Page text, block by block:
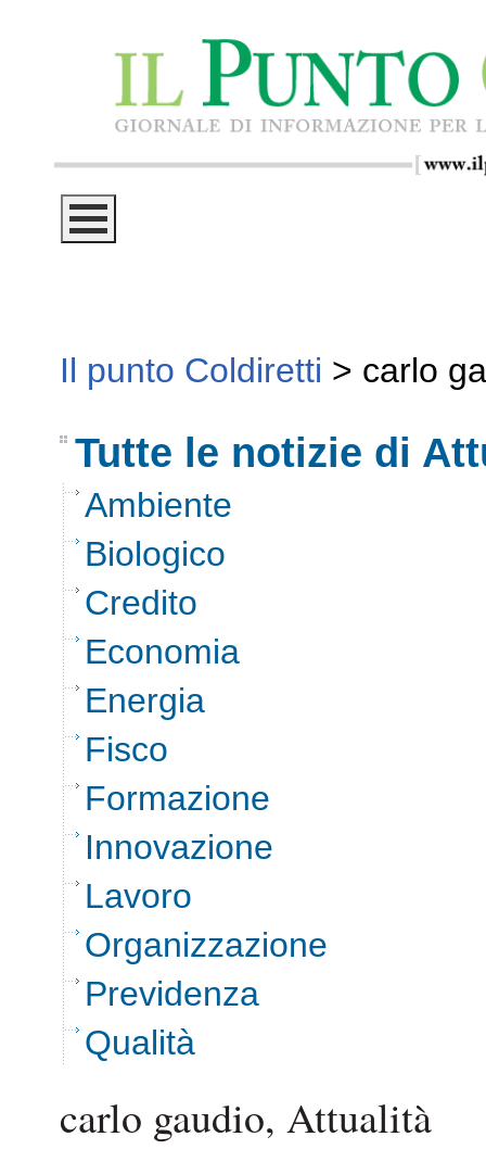
Il punto Coldiretti > carlo
Tutte le notizie di
Ambiente
Biologico
Credito
Economia
Energia
Fisco
Formazione
Innovazione
Lavoro
Organizzazione
Previdenza
Qualità
carlo gaudio, Attualità